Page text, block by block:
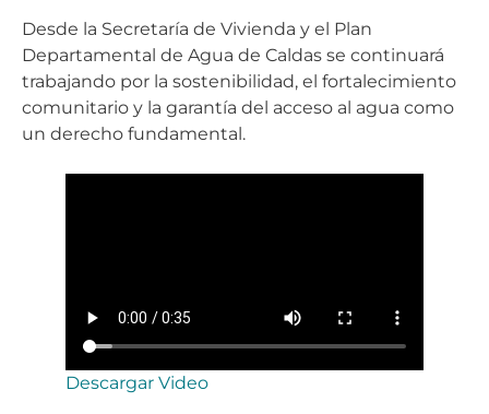
Desde la Secretaría de Vivienda y el Plan
Departamental de Agua de Caldas se continuará
trabajando por la sostenibilidad, el fortalecimiento
comunitario y la garantía del acceso al agua como
un derecho fundamental.
Descargar Video